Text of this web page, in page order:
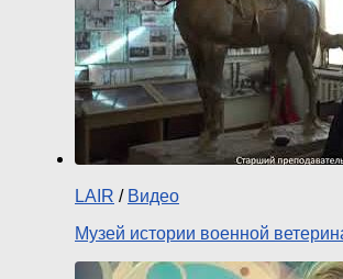
LAIR / Видео
Музей истории военной